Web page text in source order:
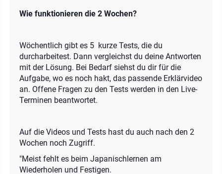
Wie funktionieren die 2 Wochen?
Wöchentlich gibt es 5 kurze Tests, die du
durcharbeitest. Dann vergleichst du deine Antworten
mit der Lösung. Bei Bedarf siehst du dir für die
Aufgabe, wo es noch hakt, das passende Erklärvideo
an. Offene Fragen zu den Tests werden in den Live-
Terminen beantwortet.
Auf die Videos und Tests hast du auch nach den 2
Wochen noch Zugriff.
"Meist fehlt es beim Japanischlernen am
Wiederholen und Festigen.